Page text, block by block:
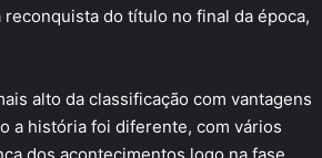
do título no final da época,
alto da classificação com vantagens
a história foi diferente, com vários